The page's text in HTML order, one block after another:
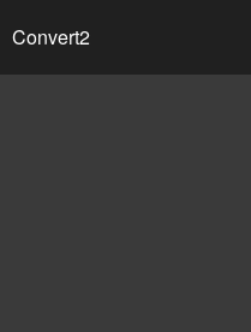
Convert2